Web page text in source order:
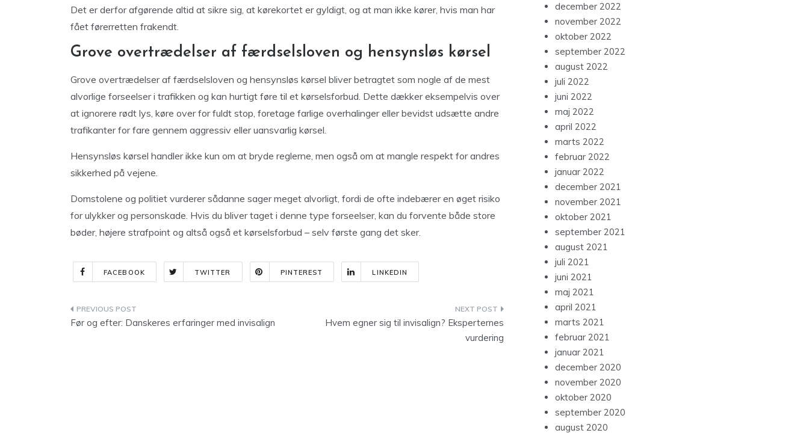
Det er derfor afgørende altid at sikre sig, at kørekortet er gyldigt, og at man ikke kører, hvis man har
fået førerretten frakendt.
Grove overtrædelser af færdselsloven og hensynsløs kørsel
Grove overtrædelser af færdselsloven og hensynsløs kørsel bliver betragtet som nogle af de mest
alvorlige forseelser i trafikken og kan hurtigt føre til et kørselsforbud. Dette dækker eksempelvis over
at ignorere rødt lys, køre over for fuldt stop, foretage farlige overhalinger eller bevidst udsætte andre
trafikanter for fare gennem aggressiv eller uansvarlig kørsel.
Hensynsløs kørsel handler ikke kun om at bryde reglerne, men også om at mangle respekt for andres
sikkerhed på vejene.
Domstolene og politiet vurderer sådanne sager meget alvorligt, fordi de ofte indebærer en øget risiko
for ulykker og personskade. Hvis du bliver taget i denne type forseelser, kan du forvente både store
bøder, højere strafpoint og altså også et kørselsforbud – selv første gang det sker.
FACEBOOK TWITTER PINTEREST LINKEDIN
Indlægsnavigation
Før og efter: Danskeres erfaringer med invisalign
Hvem egner sig til invisalign? Eksperternes
vurdering
december 2022
november 2022
oktober 2022
september 2022
august 2022
juli 2022
juni 2022
maj 2022
april 2022
marts 2022
februar 2022
januar 2022
december 2021
november 2021
oktober 2021
september 2021
august 2021
juli 2021
juni 2021
maj 2021
april 2021
marts 2021
februar 2021
januar 2021
december 2020
november 2020
oktober 2020
september 2020
august 2020